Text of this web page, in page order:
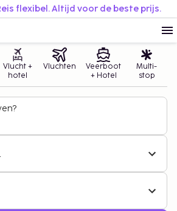
flexibel. Altijd voor de beste prijs.
Vlucht +
hotel
Vluchten
Veerboot
+ Hotel
Multi-
stop